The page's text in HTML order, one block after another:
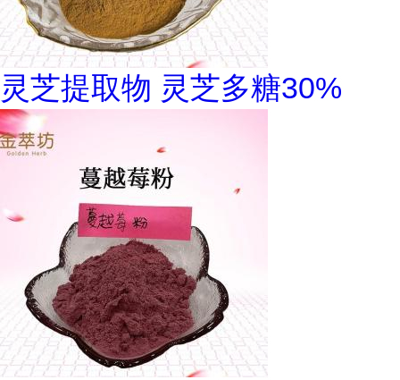
灵芝提取物 灵芝多糖30%